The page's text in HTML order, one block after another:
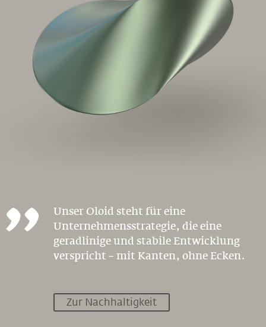
Unser Oloid steht für eine
Unternehmensstrategie, die eine
geradlinige und stabile Entwicklung
verspricht – mit Kanten, ohne Ecken.
Zur Nachhaltigkeit